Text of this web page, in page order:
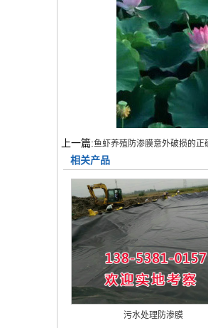
上一篇:鱼虾养殖防渗膜意外破损的正
相关产品
污水处理防渗膜